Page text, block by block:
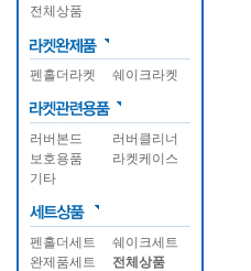
전체상품
펜홀더라켓 쉐이크라켓
러버본드
러버클리너
보호용품
라켓케이스
기타
펜홀더세트
쉐이크세트
완제품세트
전체상품